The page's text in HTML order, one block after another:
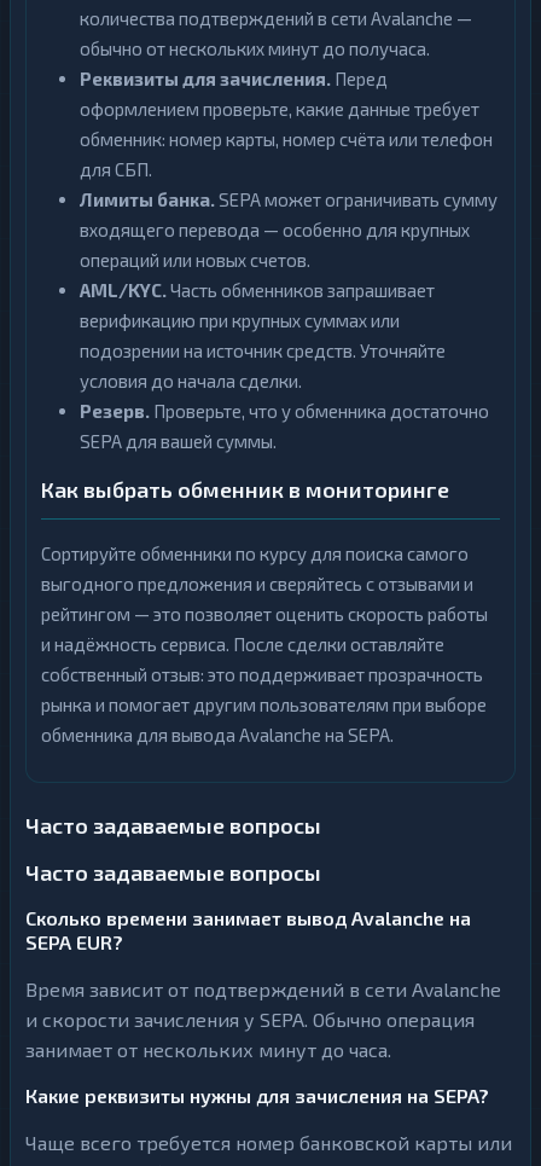
количества подтверждений в сети Avalanche —
обычно от нескольких минут до получаса.
Реквизиты для зачисления. Перед
оформлением проверьте, какие данные требует
обменник: номер карты, номер счёта или телефон
для СБП.
Лимиты банка.SEPA может ограничивать сумму
входящего перевода — особенно для крупных
операций или новых счетов.
AML/KYC.Часть обменников запрашивает
верификацию при крупных суммах или
подозрении на источник средств. Уточняйте
условия до начала сделки.
Резерв. Проверьте, что у обменника достаточно
SEPA для вашей суммы.
Как выбрать обменник в мониторинге
Сортируйте обменники по курсу для поиска самого
выгодного предложения и сверяйтесь с отзывами и
рейтингом — это позволяет оценить скорость работы
и надёжность сервиса. После сделки оставляйте
собственный отзыв: это поддерживает прозрачность
рынка и помогает другим пользователям при выборе
обменника для вывода Avalanche на SEPA.
Часто задаваемые вопросы
Часто задаваемые вопросы
Сколько времени занимает вывод Avalanche на
SEPA EUR?
Время зависит от подтверждений в сети Avalanche
и скорости зачисления у SEPA. Обычно операция
занимает от нескольких минут до часа.
Какие реквизиты нужны для зачисления на SEPA?
Чаще всего требуется номер банковской карты или